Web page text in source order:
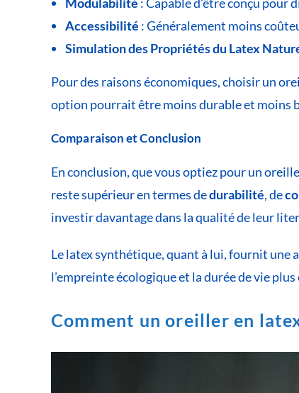
Accessibilité : Généralement moins
Simulation des Propriétés du Latex
Pour des raisons économiques, choisir un
option pourrait être moins durable et moins
Comparaison et Conclusion
En conclusion, que vous optiez pour un
reste supérieur en termes dedurabilité, de
investir davantage dans la qualité de leur
Le latex synthétique, quant à lui, fournit une
l’empreinte écologique et la durée de vie
Comment un oreiller en